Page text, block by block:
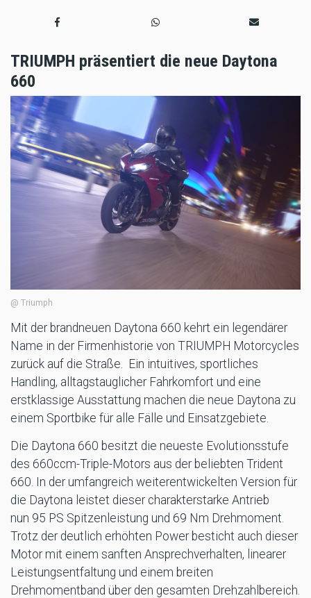
TRIUMPH präsentiert die neue Daytona
660
@ Triumph
Mit der brandneuen Daytona 660 kehrt ein legendärer
Name in der Firmenhistorie von TRIUMPH Motorcycles
zurück auf die Straße. Ein intuitives, sportliches
Handling, alltagstauglicher Fahrkomfort und eine
erstklassige Ausstattung machen die neue Daytona zu
einem Sportbike für alle Fälle und Einsatzgebiete.
Die Daytona 660 besitzt die neueste Evolutionsstufe
des 660ccm-Triple-Motors aus der beliebten Trident
660. In der umfangreich weiterentwickelten Version für
die Daytona leistet dieser charakterstarke Antrieb
nun 95 PS Spitzenleistung und 69 Nm Drehmoment.
Trotz der deutlich erhöhten Power besticht auch dieser
Motor mit einem sanften Ansprechverhalten, linearer
Leistungsentfaltung und einem breiten
Drehmomentband über den gesamten Drehzahlbereich.